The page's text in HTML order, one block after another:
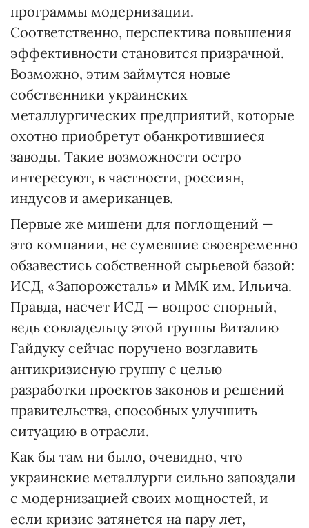
программы модернизации.
Соответственно, перспектива повышения
эффективности становится призрачной.
Возможно, этим займутся новые
собственники украинских
металлургических предприятий, которые
охотно приобретут обанкротившиеся
заводы. Такие возможности остро
интересуют, в частности, россиян,
индусов и американцев.
Первые же мишени для поглощений —
это компании, не сумевшие своевременно
обзавестись собственной сырьевой базой:
ИСД, «Запорожсталь» и ММК им. Ильича.
Правда, насчет ИСД — вопрос спорный,
ведь совладельцу этой группы Виталию
Гайдуку сейчас поручено возглавить
антикризисную группу с целью
разработки проектов законов и решений
правительства, способных улучшить
ситуацию в отрасли.
Как бы там ни было, очевидно, что
украинские металлурги сильно запоздали
с модернизацией своих мощностей, и
если кризис затянется на пару лет,